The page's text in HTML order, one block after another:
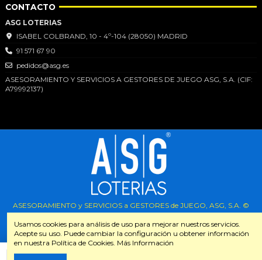
CONTACTO
ASG LOTERIAS
ISABEL COLBRAND, 10 - 4º-104 (28050) MADRID
91 571 67 90
pedidos@asg.es
ASESORAMIENTO Y SERVICIOS A GESTORES DE JUEGO ASG, S.A. (CIF:
A79992137)
ASESORAMIENTO y SERVICIOS a GESTORES de JUEGO, ASG, S.A. ©
Todos los derechos reservados.2026
Usamos cookies para análisis de uso para mejorar nuestros servicios.
Acepte su uso. Puede cambiar la configuración u obtener información
en nuestra Política de Cookies. Más Información